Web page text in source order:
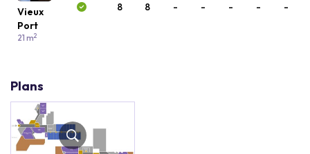
Vieux
Port
21 m2
8 8 - - - - -
Plans